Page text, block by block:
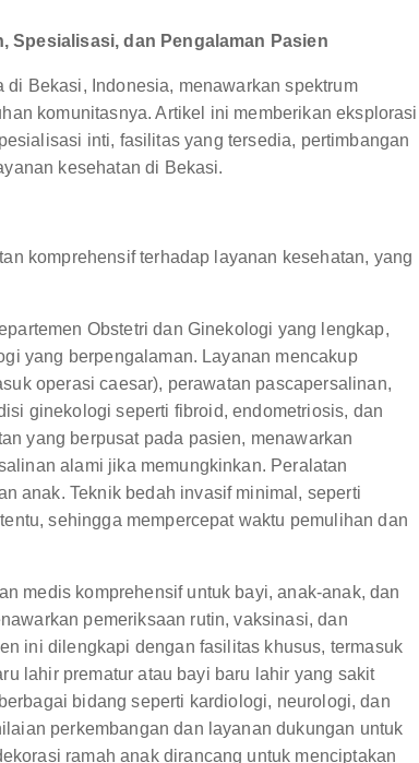
Spesialisasi, dan Pengalaman Pasien
Bekasi, Indonesia, menawarkan spektrum
komunitasnya. Artikel ini memberikan eksplorasi
inti, fasilitas yang tersedia, pertimbangan
kesehatan di Bekasi.
komprehensif terhadap layanan kesehatan, yang
Obstetri dan Ginekologi yang lengkap,
yang berpengalaman. Layanan mencakup
operasi caesar), perawatan pascapersalinan,
ginekologi seperti fibroid, endometriosis, dan
yang berpusat pada pasien, menawarkan
alami jika memungkinkan. Peralatan
anak. Teknik bedah invasif minimal, seperti
sehingga mempercepat waktu pemulihan dan
medis komprehensif untuk bayi, anak-anak, dan
pemeriksaan rutin, vaksinasi, dan
ini dilengkapi dengan fasilitas khusus, termasuk
lahir prematur atau bayi baru lahir yang sakit
bidang seperti kardiologi, neurologi, dan
perkembangan dan layanan dukungan untuk
ramah anak dirancang untuk menciptakan